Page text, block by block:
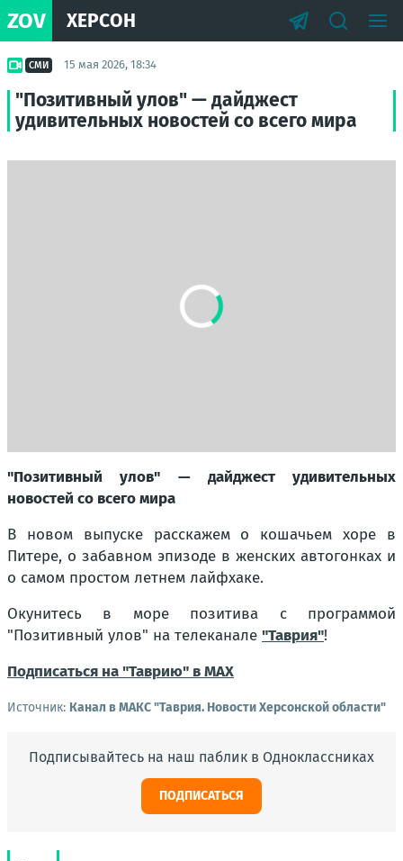
ZOV ХЕРСОН
СМИ 15 мая 2026, 18:34
"Позитивный улов" — дайджест
удивительных новостей со всего мира
"Позитивный улов" — дайджест удивительных
новостей со всего мира
В новом выпуске расскажем о кошачьем хоре в
Питере, о забавном эпизоде в женских автогонках и
о самом простом летнем лайфхаке.
Окунитесь в море позитива с программой
"Позитивный улов" на телеканале "Таврия"!
Подписаться на "Таврию" в MAX
Источник: Канал в МАКС "Таврия. Новости Херсонской области"
Подписывайтесь на наш паблик в Одноклассниках
ПОДПИСАТЬСЯ